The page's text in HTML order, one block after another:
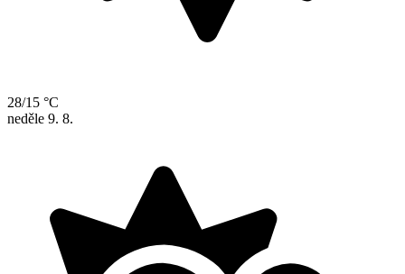
28/15 °C
neděle 9. 8.